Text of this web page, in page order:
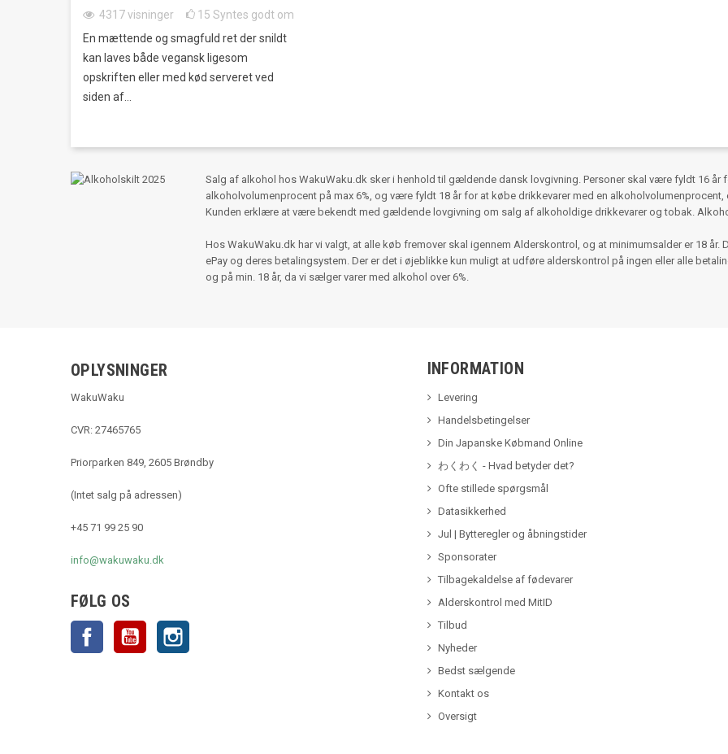
4317visninger 15 Syntes godt om
En mættende og smagfuld ret der snildt
kan laves både vegansk ligesom
opskriften eller med kød serveret ved
siden af...
Salg af alkohol hos WakuWaku.dk sker i henhold til gældende dansk lovgivning. Personer skal være fyldt 16 år
alkoholvolumenprocent på max 6%, og være fyldt 18 år for at købe drikkevarer med en alkoholvolumenprocent,
Kunden erklære at være bekendt med gældende lovgivning om salg af alkoholdige drikkevarer og tobak.
Hos WakuWaku.dk har vi valgt, at alle køb fremover skal igennem Alderskontrol, og at minimumsalder er 18
ePay og deres betalingsystem. Der er det i øjeblikke kun muligt at udføre alderskontrol på ingen eller alle
og på min. 18 år, da vi sælger varer med alkohol over 6%.
OPLYSNINGER
WakuWaku
CVR: 27465765
Priorparken 849, 2605 Brøndby
(Intet salg på adressen)
+45 71 99 25 90
info@wakuwaku.dk
FØLG OS
Facebook YouTube
INFORMATION
Levering
Handelsbetingelser
Din Japanske Købmand Online
わくわく - Hvad betyder det?
Ofte stillede spørgsmål
Datasikkerhed
Jul | Bytteregler og åbningstider
Sponsorater
Tilbagekaldelse af fødevarer
Alderskontrol med MitID
Tilbud
Nyheder
Bedst sælgende
Kontakt os
Oversigt